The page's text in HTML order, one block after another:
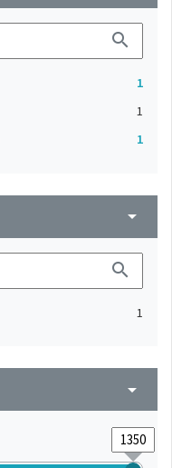
search
1
1
1
arrow_drop_down
search
1
arrow_drop_down